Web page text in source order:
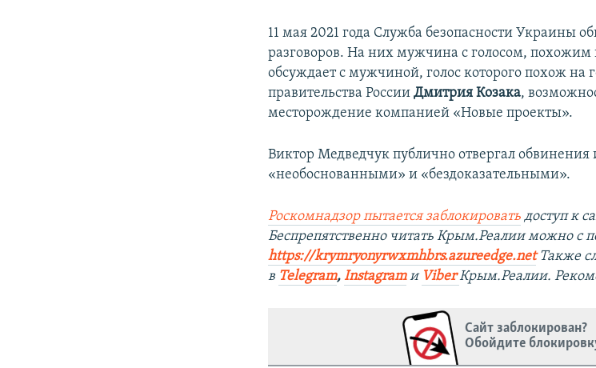
11 мая 2021 года Служба безопасности Украины
разговоров. На них мужчина с голосом, похожим
обсуждает с мужчиной, голос которого похож на
правительства РоссииДмитрия Козака,
месторождение компанией «Новые проекты».
Виктор Медведчук публично отвергал обвинения
«необоснованными» и «бездоказательными».
Роскомнадзор пытается заблокировать доступ к
Беспрепятственно читать Крым.Реалии можно с
https://krymryonyrwxmhbrs.azureedge.netТакже
в Telegram,Instagramи ViberКрым.Реалии.
Сайт заблокирован?
Обойдите